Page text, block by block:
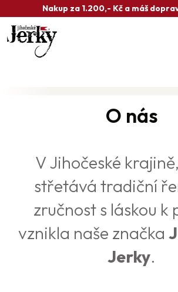
na
obsah
Nakup za 1.200,- Kč a máš
O nás
V Jihočeské
střetává tradiční
zručnost s láskou k
vznikla naše značka
Jerky.